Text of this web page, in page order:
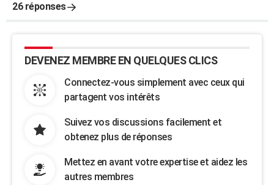
26 réponses
DEVENEZ MEMBRE EN QUELQUES CLICS
Connectez-vous simplement avec ceux qui
partagent vos intérêts
Suivez vos discussions facilement et
obtenez plus de réponses
Mettez en avant votre expertise et aidez les
autres membres